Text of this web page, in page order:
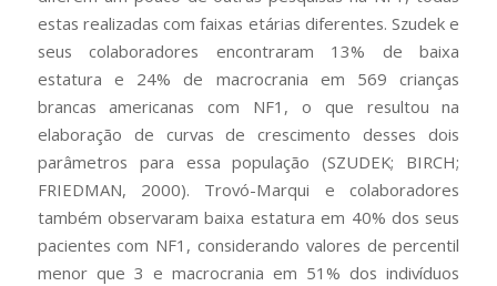
estas realizadas com faixas etárias diferentes. Szudek e
seus colaboradores encontraram 13% de baixa
estatura e 24% de macrocrania em 569 crianças
brancas americanas com NF1, o que resultou na
elaboração de curvas de crescimento desses dois
parâmetros para essa população (SZUDEK; BIRCH;
FRIEDMAN, 2000). Trovó-Marqui e colaboradores
também observaram baixa estatura em 40% dos seus
pacientes com NF1, considerando valores de percentil
menor que 3 e macrocrania em 51% dos indivíduos